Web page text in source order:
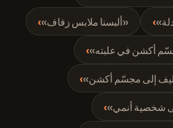
› «ألبسنا ملابس زفاف»›
أكشن في علبته»›
إلى مجسّم أكشن»›
شخصية أنمي»›